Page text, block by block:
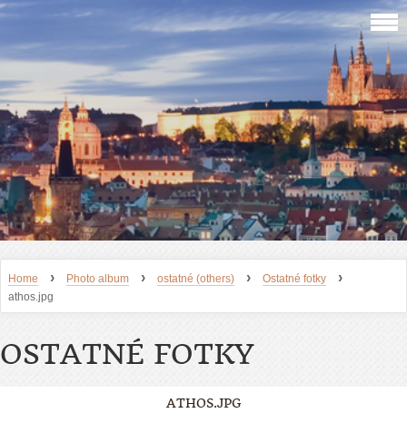
Home › Photo album › ostatné (others) › Ostatné fotky ›
athos.jpg
OSTATNÉ FOTKY
ATHOS.JPG